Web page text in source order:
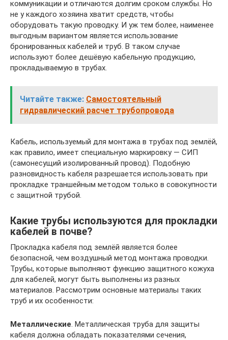
коммуникации и отличаются долгим сроком службы. Но
не у каждого хозяина хватит средств, чтобы
оборудовать такую проводку. И уж тем более, наименее
выгодным вариантом является использование
бронированных кабелей и труб. В таком случае
используют более дешёвую кабельную продукцию,
прокладываемую в трубах.
Читайте также: Самостоятельный
гидравлический расчет трубопровода
Кабель, используемый для монтажа в трубах под землёй,
как правило, имеет специальную маркировку — СИП
(самонесущий изолированный провод). Подобную
разновидность кабеля разрешается использовать при
прокладке траншейным методом только в совокупности
с защитной трубой.
Какие трубы используются для прокладки
кабелей в почве?
Прокладка кабеля под землёй является более
безопасной, чем воздушный метод монтажа проводки.
Трубы, которые выполняют функцию защитного кожуха
для кабелей, могут быть выполнены из разных
материалов. Рассмотрим основные материалы таких
труб и их особенности:
Металлические . Металлическая труба для защиты
кабеля должна обладать показателями сечения,